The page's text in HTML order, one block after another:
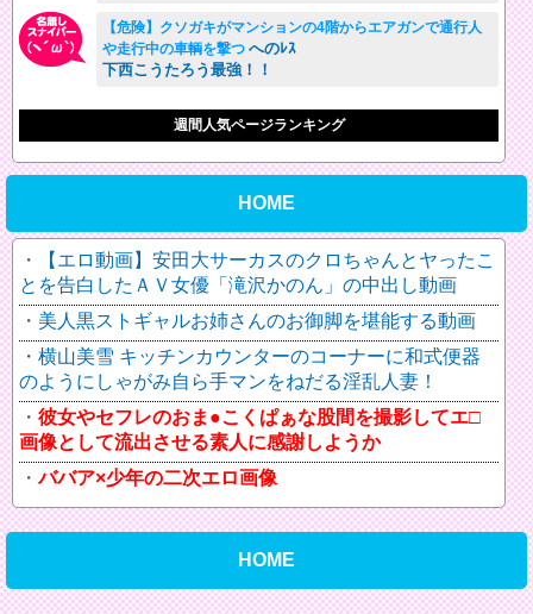
【危険】クソガキがマンションの4階からエアガンで通行人
や走行中の車輌を撃つ へのﾚｽ
下西こうたろう最強！！
週間人気ページランキング
HOME
【エロ動画】安田大サーカスのクロちゃんとヤったこ
とを告白したＡＶ女優「滝沢かのん」の中出し動画
美人黒ストギャルお姉さんのお御脚を堪能する動画
横山美雪 キッチンカウンターのコーナーに和式便器
のようにしゃがみ自ら手マンをねだる淫乱人妻！
彼女やセフレのおま●こくぱぁな股間を撮影してエ□
画像として流出させる素人に感謝しようか
ババア×少年の二次エロ画像
HOME